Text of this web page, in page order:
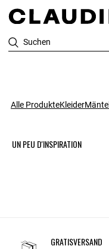
Suchen
Alle ProdukteKleiderMäntel
UN PEU D'INSPIRATION
GRATISVERSAND